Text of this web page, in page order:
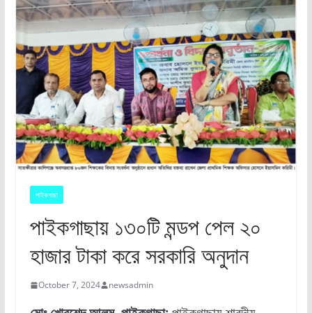
পাইকগাছা
পাইকগাছায় ১৩০টি মন্ডপ পেল ২০
হাজার টাকা করে সরকারি অনুদান
October 7, 2024 newsadmin